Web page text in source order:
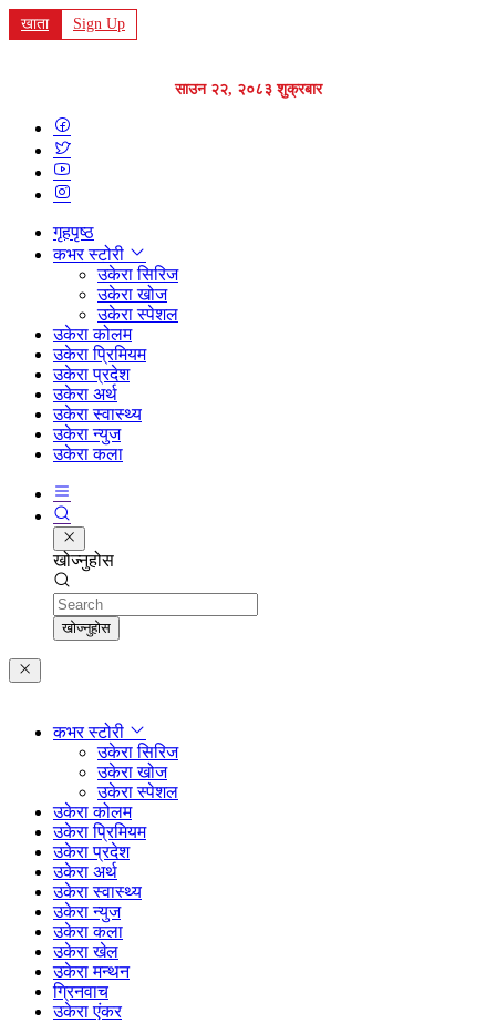
खाता Sign Up
साउन २२, २०८३ शुक्रबार
गृहपृष्ठ
कभर स्टोरी
उकेरा सिरिज
उकेरा खोज
उकेरा स्पेशल
उकेरा कोलम
उकेरा प्रिमियम
उकेरा प्रदेश
उकेरा अर्थ
उकेरा स्वास्थ्य
उकेरा न्युज
उकेरा कला
खोज्नुहोस
Search
खोज्नुहोस
कभर स्टोरी
उकेरा सिरिज
उकेरा खोज
उकेरा स्पेशल
उकेरा कोलम
उकेरा प्रिमियम
उकेरा प्रदेश
उकेरा अर्थ
उकेरा स्वास्थ्य
उकेरा न्युज
उकेरा कला
उकेरा खेल
उकेरा मन्थन
ग्रिनवाच
उकेरा एंकर